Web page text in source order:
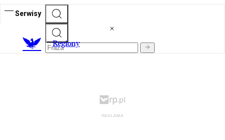
Serwisy
Regiony